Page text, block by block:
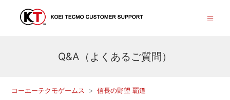
Q&A（よくあるご質問）
コーエーテクモゲームス 信長の野望 覇道